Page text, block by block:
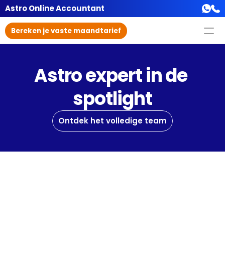
Astro Online Accountant
Bereken je vaste maandtarief
Astro expert in de
spotlight
Ontdek het volledige team